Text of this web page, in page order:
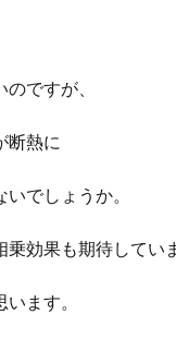
ですが、
断熱に
でしょうか。
乗効果も期待してい
ます。